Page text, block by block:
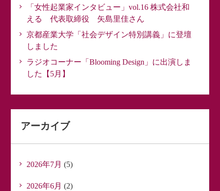
「女性起業家インタビュー」vol.16 株式会社和
える 代表取締役 矢島里佳さん
京都産業大学「社会デザイン特別講義」に登壇
しました
ラジオコーナー「Blooming Design」に出演しま
した【5月】
アーカイブ
2026年7月 (5)
2026年6月 (2)